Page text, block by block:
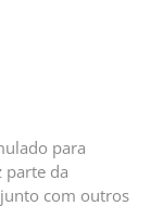
para
parte da
com outros